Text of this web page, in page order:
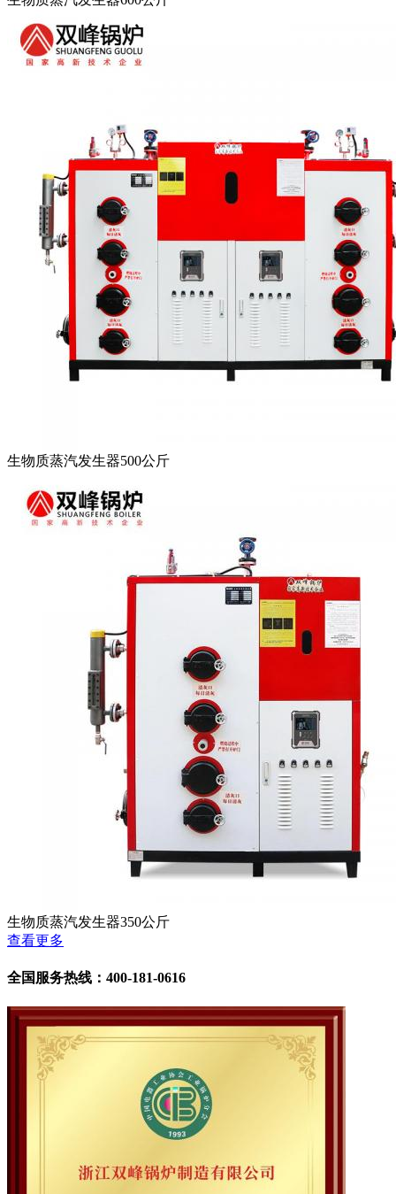
生物质蒸汽发生器500公斤
生物质蒸汽发生器350公斤
查看更多
全国服务热线：400-181-0616